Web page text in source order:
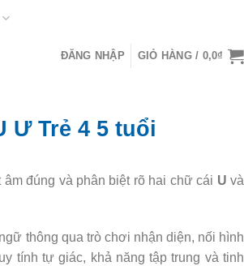
ĐĂNG NHẬP GIỎ HÀNG / 0,0₫
Ư Trẻ 4 5 tuổi
âm đúng và phân biệt rõ hai chữ cái U và
thông qua trò chơi nhận diện, nối hình
tính tự giác, khả năng tập trung và tinh